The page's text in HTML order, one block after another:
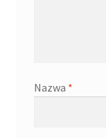
Nazwa *